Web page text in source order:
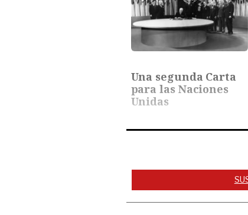
Una segunda Carta
para las Naciones
Unidas